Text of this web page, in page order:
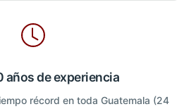
años de experiencia
récord en toda Guatemala (24